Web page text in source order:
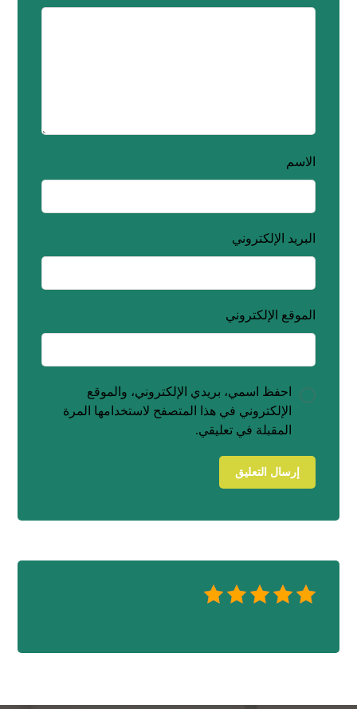
الاسم
البريد الإلكتروني
الموقع الإلكتروني
احفظ اسمي، بريدي الإلكتروني، والموقع
الإلكتروني في هذا المتصفح لاستخدامها المرة
المقبلة في تعليقي.